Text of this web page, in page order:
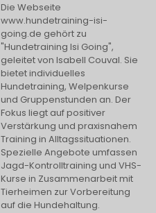
Die Webseite
www.hundetraining-isi-
going.de gehört zu
"Hundetraining Isi Going",
geleitet von Isabell Couval. Sie
bietet individuelles
Hundetraining, Welpenkurse
und Gruppenstunden an. Der
Fokus liegt auf positiver
Verstärkung und praxisnahem
Training in Alltagssituationen.
Spezielle Angebote umfassen
Jagd-Kontrolltraining und VHS-
Kurse in Zusammenarbeit mit
Tierheimen zur Vorbereitung
auf die Hundehaltung.